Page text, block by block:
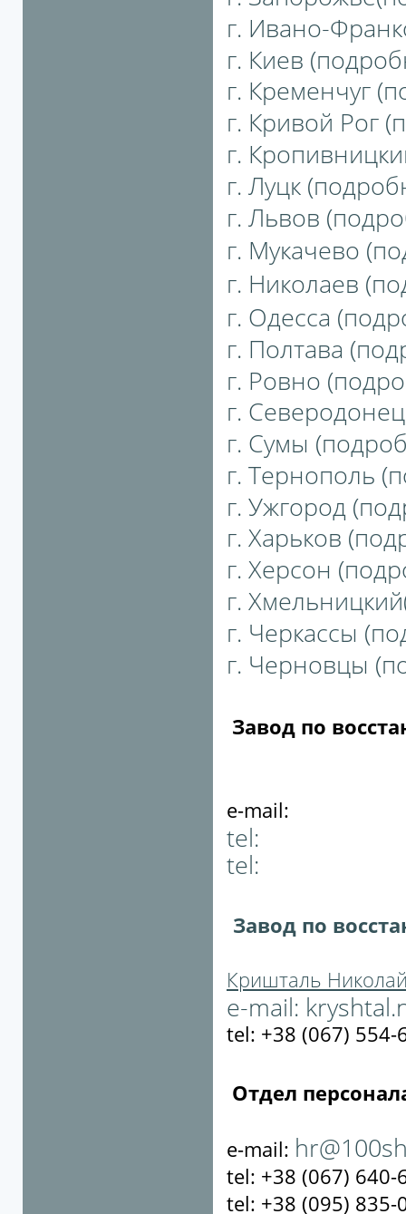
г. Ивано-
г. Киев
г. Кременчуг
г. Кривой Рог
г.
г. Луцк
г. Львов
г. Мукачево
г. Николаев
г. Одесса
г. Полтава
г. Ровно
г.
г. Сумы
г. Тернополь
г. Ужгород
г. Харьков
г. Херсон
г.
г. Черкассы
г. Черновцы
Завод по
e-mail:
tel:
tel:
Завод по
Кришталь
e-mail:
tel: +38 (067) 554-
Отдел
e-mail:
tel: +38 (067) 640-
tel: +38 (095) 835-